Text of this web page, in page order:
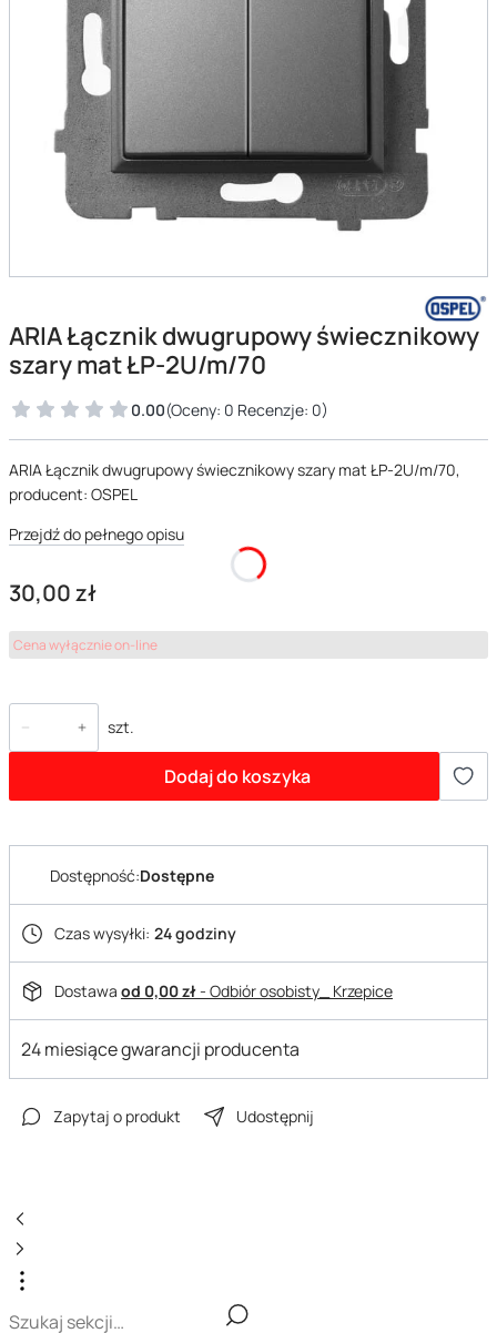
ARIA Łącznik dwugrupowy świecznikowy
szary mat ŁP-2U/m/70
0.00(Oceny: 0 Recenzje: 0)
ARIA Łącznik dwugrupowy świecznikowy szary mat ŁP-2U/m/70,
producent: OSPEL
Przejdź do pełnego opisu
Cena
30,00 zł
Cena wyłącznie on-line
szt.
Dodaj do koszyka
Dostępność:Dostępne
Czas wysyłki: 24 godziny
Dostawa od 0,00 zł- Odbiór osobisty_ Krzepice
24 miesiące gwarancji producenta
Zapytaj o produkt Udostępnij